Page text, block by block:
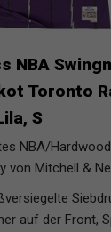
NBA
Toronto
S
NBA/
von Mitchell &
auf der Front,